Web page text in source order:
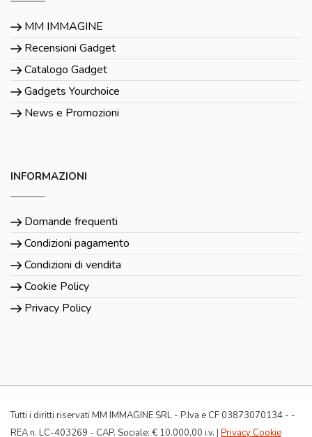
MM IMMAGINE
Recensioni Gadget
Catalogo Gadget
Gadgets Yourchoice
News e Promozioni
INFORMAZIONI
Domande frequenti
Condizioni pagamento
Condizioni di vendita
Cookie Policy
Privacy Policy
Tutti i diritti riservati MM IMMAGINE SRL - P.Iva e CF 03873070134 - -
REA n. LC-403269 - CAP. Sociale: € 10.000,00 i.v. | Privacy Cookie